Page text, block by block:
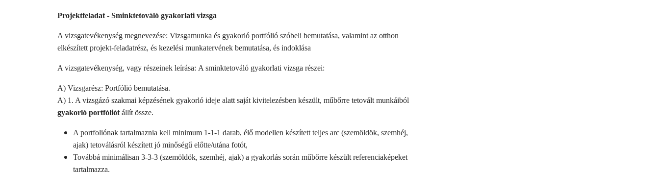
Projektfeladat - Sminktetováló gyakorlati vizsga
A vizsgatevékenység megnevezése: Vizsgamunka és gyakorló portfólió szóbeli bemutatása, valamint az otthon
elkészített projekt-feladatrész, és kezelési munkatervének bemutatása, és indoklása
A vizsgatevékenység, vagy részeinek leírása: A sminktetováló gyakorlati vizsga részei:
A) Vizsgarész: Portfólió bemutatása.
A) 1. A vizsgázó szakmai képzésének gyakorló ideje alatt saját kivitelezésben készült, műbőrre tetovált munkáiból
gyakorló portfóliót állít össze.
A portfoliónak tartalmaznia kell minimum 1-1-1 darab, élő modellen készített teljes arc (szemöldök, szemhéj,
ajak) tetoválásról készített jó minőségű előtte/utána fotót,
Továbbá minimálisan 3-3-3 (szemöldök, szemhéj, ajak) a gyakorlás során műbőrre készült referenciaképeket
tartalmazza.